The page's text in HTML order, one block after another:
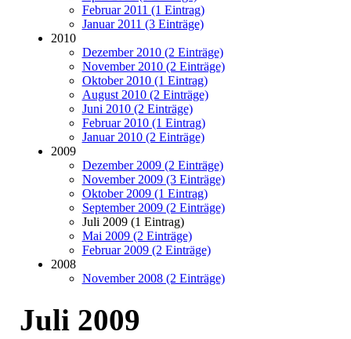
Februar 2011 (1 Eintrag)
Januar 2011 (3 Einträge)
2010
Dezember 2010 (2 Einträge)
November 2010 (2 Einträge)
Oktober 2010 (1 Eintrag)
August 2010 (2 Einträge)
Juni 2010 (2 Einträge)
Februar 2010 (1 Eintrag)
Januar 2010 (2 Einträge)
2009
Dezember 2009 (2 Einträge)
November 2009 (3 Einträge)
Oktober 2009 (1 Eintrag)
September 2009 (2 Einträge)
Juli 2009 (1 Eintrag)
Mai 2009 (2 Einträge)
Februar 2009 (2 Einträge)
2008
November 2008 (2 Einträge)
Juli 2009